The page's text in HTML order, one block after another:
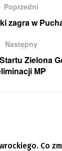
Poprzedni
zagra w
Następny
Zielona
MP
Co